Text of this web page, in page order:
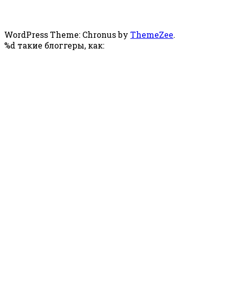
WordPress Theme: Chronus by ThemeZee.
%d такие блоггеры, как: